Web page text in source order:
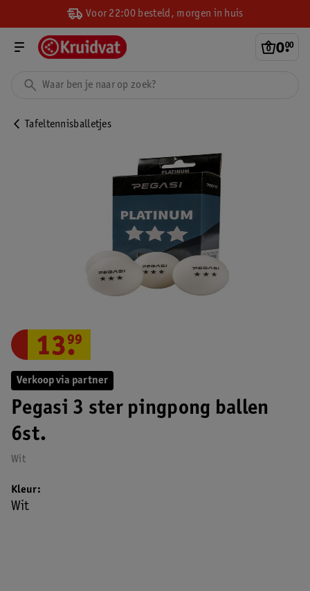
Voor 22:00 besteld, morgen in huis
0.
00
Tafeltennisballetjes
Verkoop via partner
Pegasi 3 ster pingpong ballen
6st.
Wit
13.
99
Kleur
Wit